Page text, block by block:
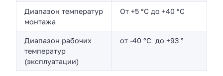
Диапазон температур
монтажа
От +5 °С до +40 °С
Диапазон рабочих
температур
(эксплуатации)
от -40 °C до +93 °